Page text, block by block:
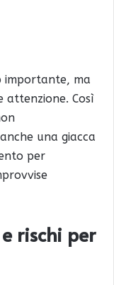
importante, ma
attenzione. Così
una giacca
per
rischi per